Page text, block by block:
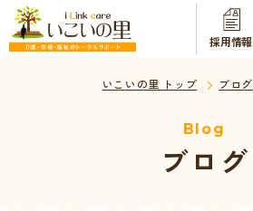
採用情報
Blog
ブログ
いこいの里 トップ ブログ